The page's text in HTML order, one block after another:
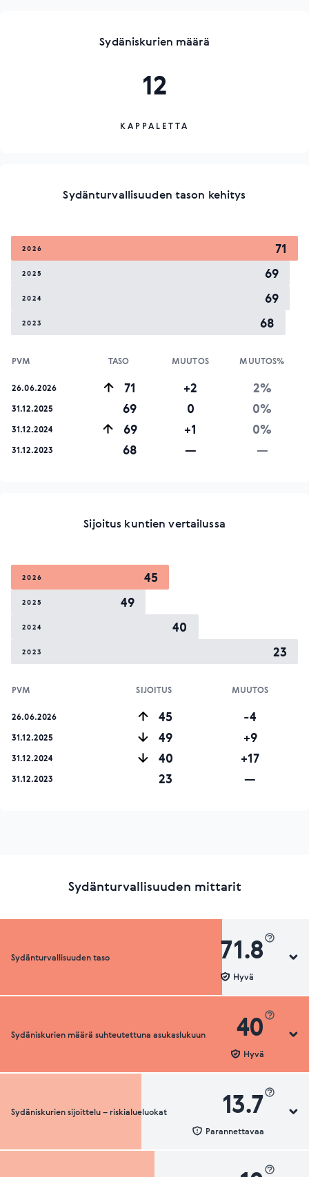
Sydäniskurien määrä
12
KAPPALETTA
Sydänturvallisuuden tason kehitys
2026 71
2025 69
2024 69
2023 68
PVM TASO MUUTOS MUUTOS%
26.06.2026 71 +2 2%
31.12.2025 69 0 0%
31.12.2024 69 +1 0%
31.12.2023 68 — —
Sijoitus kuntien vertailussa
2026 45
2025 49
2024 40
2023 23
PVM SIJOITUS MUUTOS
26.06.2026 45 -4
31.12.2025 49 +9
31.12.2024 40 +17
31.12.2023 23 —
Sydänturvallisuuden mittarit
Sydänturvallisuuden taso 71.8
Hyvä
Sydänturvallisuuden luokka
Sydäniskurien määrä suhteutettuna asukaslukuun 40
Hyvä
Sydäniskurien määrä suhteutettuna asukaslukuun
Sydäniskurien sijoittelu – riskialueluokat 13.7
Parannettavaa